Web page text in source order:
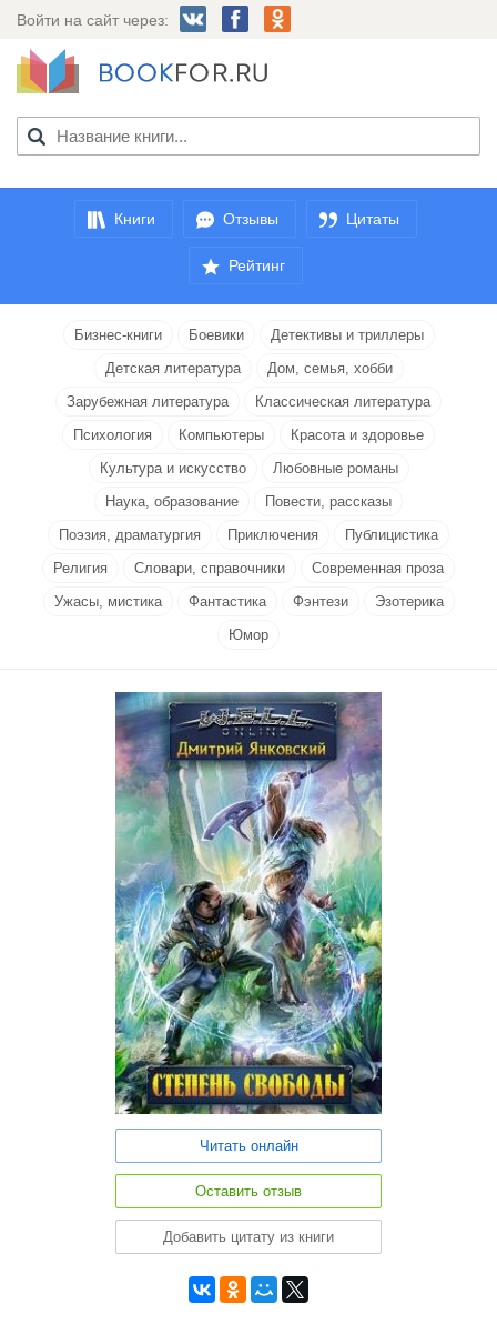
Войти на сайт через:
Книги Отзывы Цитаты
Рейтинг
Бизнес-книги Боевики
Детективы и триллеры
Детская литература
Дом, семья, хобби
Зарубежная литература
Классическая литература
Психология
Компьютеры
Красота и здоровье
Культура и искусство
Любовные романы
Наука, образование
Повести, рассказы
Поэзия, драматургия
Приключения
Публицистика
Религия
Словари, справочники
Современная проза
Ужасы, мистика
Фантастика Фэнтези
Эзотерика
Юмор
Читать онлайн
Оставить отзыв
Добавить цитату из книги